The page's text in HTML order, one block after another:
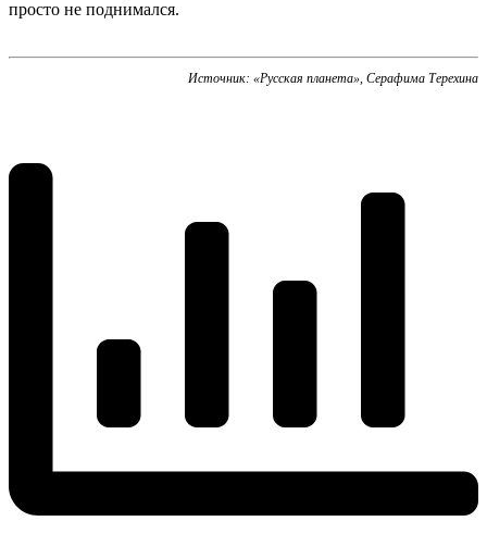
просто не поднимался.
Источник: «Русская планета», Серафима Терехина